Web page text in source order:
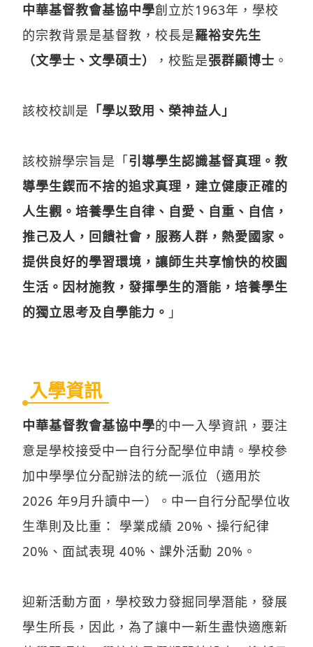
中華基督教會基協中學創立於1963年，學校
的宗教背景是基督教，校長是羅裕安先生
（文學士、文學碩士）
，校監是張群顯博士 。
該校校訓是 「學以致用、榮神益人」
該校辦學宗旨是「引導學生認識基督真理。教
導學生鍥而不捨的追求真理，建立健康正確的
人生觀。培養學生自律、自愛、自重、自信，
推己及人，回饋社會，服務人群，熱愛國家。
提供良好的學習環境，讓師生共享愉快的校園
生活。因材施教，發揮學生的潛能，培養學生
的獨立思考及自學能力。 」
入學資訊
中華基督教會基協中學的中一入學資訊，要注
意是學校接受中一自行分配學位申請。學校參
加中學學位分配辦法的統一派位（適用於
2026 年9月升讀中一）。中一自行分配學位收
生準則及比重： 學業成績 20%、操行紀律
20%、面試表現 40%、課外活動 20%。
迎新活動方面，學校致力發掘同學潛能，發展
學生所長，因此，為了讓中一新生盡快適應新